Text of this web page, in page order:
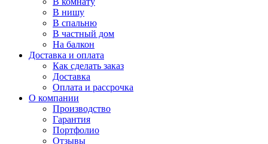
В нишу
В спальню
В частный дом
На балкон
Доставка и оплата
Как сделать заказ
Доставка
Оплата и рассрочка
О компании
Производство
Гарантия
Портфолио
Отзывы